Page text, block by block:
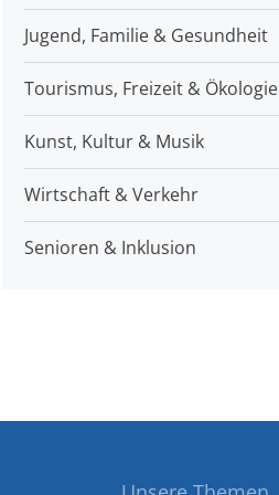
Jugend, Familie & Gesundheit
Tourismus, Freizeit & Ökologie
Kunst, Kultur & Musik
Wirtschaft & Verkehr
Senioren & Inklusion